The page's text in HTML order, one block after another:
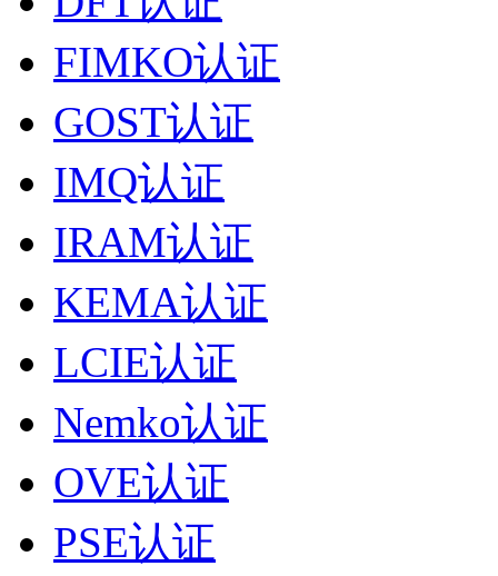
FIMKO认证
GOST认证
IMQ认证
IRAM认证
KEMA认证
LCIE认证
Nemko认证
OVE认证
PSE认证